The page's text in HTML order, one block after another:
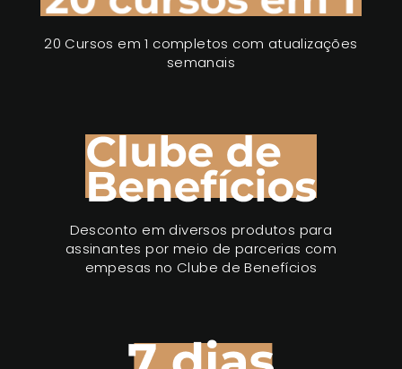
20 Cursos em 1 completos com atualizações
semanais
Desconto em diversos produtos para
assinantes por meio de parcerias com
empesas no Clube de Benefícios